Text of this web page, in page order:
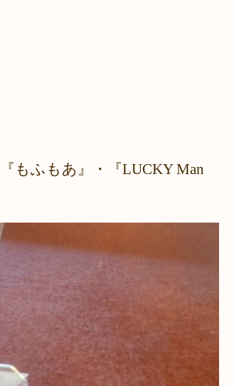
もふもあ』・『LUCKY Man